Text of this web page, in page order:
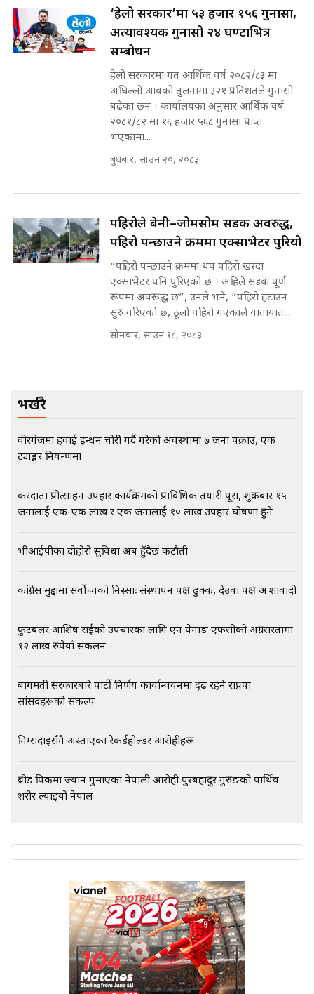
SIDHAKURA |
मन्त्री राजकुमारलाई घुस दिने विचौलीया
पूर्व मन्त्री रञ्जिता || SIDHAKURA
||
मन्त्रीले घुस डिल गरेको अडियो ! दुई झोला
मृतकका परिवारप्रति मेडिकल काउन्सीलको
बदनियत ! न्याय खोज्दै भौतारिदै सुवास
|| THE REPORTER ||
EXCLUSIVE - भिजिट भिसामा सेटिङको
अर्ब बढी घुस!|| SIDHAKURA ||
एभरेष्ट अस्पताल फलोअपः CCTV फुटेज
Followup: CCTV Footage Lost |
SIDHAKURA |
‘हेलो सरकार’मा ५३ हजार १५६ गुनासा,
अत्यावश्यक गुनासो २४ घण्टाभित्र
सम्बोधन
हेलो सरकारमा गत आर्थिक वर्ष २०८२/८३ मा
अघिल्लो आवको तुलनामा ३२१ प्रतिशतले गुनासो
बढेका छन । कार्यालयका अनुसार आर्थिक वर्ष
२०८१/८२ मा १६ हजार ५६८ गुनासा प्राप्त
भएकामा...
बुधबार, साउन २०, २०८३
पहिरोले बेनी–जोमसोम सडक अवरुद्ध,
पहिरो पन्छाउने क्रममा एक्साभेटर पुरियो
“पहिरो पन्छाउने क्रममा थप पहिरो खस्दा
एक्साभेटर पनि पुरिएको छ । अहिले सडक पूर्ण
रूपमा अवरूद्ध छ”, उनले भने, “पहिरो हटाउन
सुरु गरिएको छ, ठूलो पहिरो गएकाले यातायात...
सोमबार, साउन १८, २०८३
भर्खरै
वीरगंजमा हवाई इन्धन चोरी गर्दै गरेको अवस्थामा ७ जना पक्राउ, एक
ट्याङ्कर नियन्त्रणमा
करदाता प्रोत्साहन उपहार कार्यक्रमको प्राविधिक तयारी पूरा, शुक्रबार १५
जनालाई एक-एक लाख र एक जनालाई १० लाख उपहार घोषणा हुने
भीआईपीका दोहोरो सुविधा अब हुँदैछ कटौती
कांग्रेस मुद्दामा सर्वोच्चको निस्साः संस्थापन पक्ष ढुक्क, देउवा पक्ष आशावादी
फुटबलर आशिष राईको उपचारका लागि एन पेनाङ एफसीको अग्रसरतामा
१२ लाख रुपैयाँ संकलन
बागमती सरकारबारे पार्टी निर्णय कार्यान्वयनमा दृढ रहने राप्रपा
सांसदहरूको संकल्प
निम्सदाइसँगै अस्ताएका रेकर्डहोल्डर आरोहीहरू
ब्रोड पिकमा ज्यान गुमाएका नेपाली आरोही पुरबहादुर गुरुङको पार्थिव
शरीर ल्याइयो नेपाल